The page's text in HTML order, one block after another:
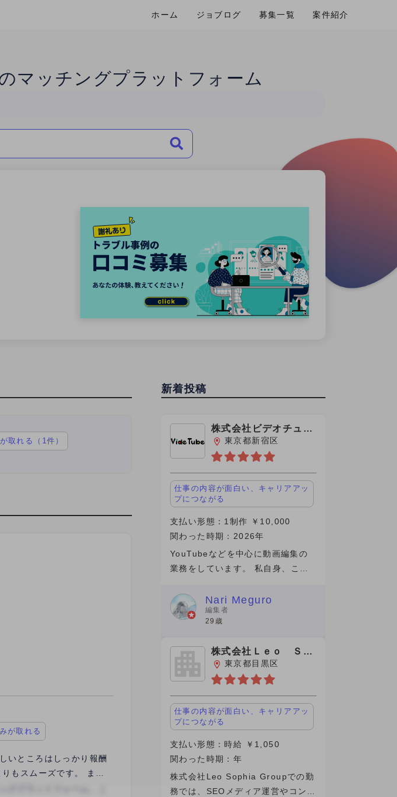
案件紹介
募集一覧
ジョブログ
ホーム
マッチングプラットフォーム
取れる（1件）
が取れる
いところはしっかり報酬
もスムーズです。 ま
新着投稿
株式会社ビデオチュー
ブ 東京都新宿区
仕事の内容が面白い、キャリアアッ
プにつながる
支払い形態：1制作 ￥10,000
関わった時期：2026年
YouTubeなどを中心に動画編集の
業務をしています。 私自身、この1
れた期間で素直に嬉しいです。 そ
のきっかけをくれたのがビデオチュ
ーブさんでした。実は、最初にネッ
Nari Meguro
編集者
29歳
株式会社Ｌｅｏ Ｓｏ
ｐｈｉａ
東京都目黒区
仕事の内容が面白い、キャリアアッ
プにつながる
支払い形態：時給 ￥1,050
関わった時期：年
株式会社Leo Sophia Groupでの勤
務では、SEOメディア運営やコンテ